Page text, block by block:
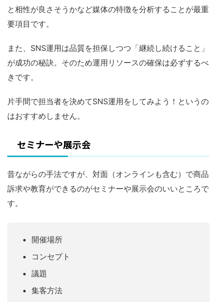
と相性が良さそうかなど媒体の特徴を分析することが最重
要項目です。
また、SNS運用は品質を担保しつつ「継続し続けること」
が成功の秘訣。そのため運用リソースの確保は必ずするべ
きです。
片手間で担当者を決めてSNS運用をしてみよう！というの
はおすすめしません。
セミナーや展示会
昔ながらの手法ですが、対面（オンラインも含む）で商品
訴求や教育ができるのがセミナーや展示会のいいところで
す。
開催場所
コンセプト
議題
集客方法